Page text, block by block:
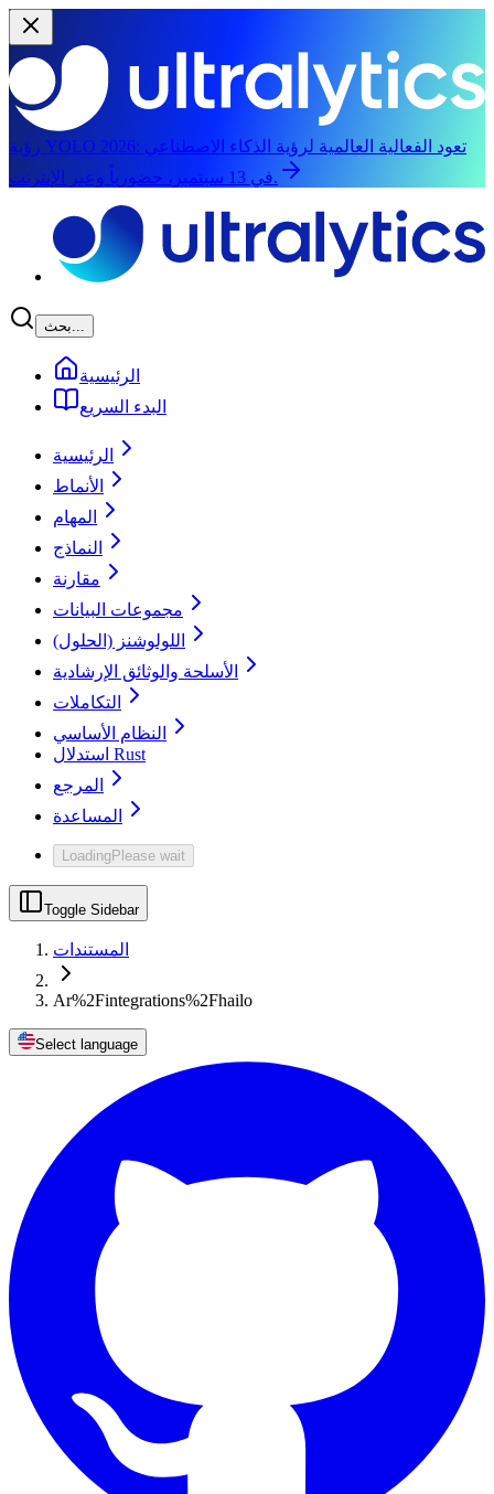
رؤية YOLO 2026: تعود الفعالية العالمية لرؤية الذكاء الاصطناعي
في 13 سبتمبر، حضورياً وعبر الإنترنت.
بحث...
الرئيسية
البدء السريع
الرئيسية
الأنماط
المهام
النماذج
مقارنة
مجموعات البيانات
اللولوشنز (الحلول)
الأسلحة والوثائق الإرشادية
التكاملات
النظام الأساسي
استدلال Rust
المرجع
المساعدة
LoadingPlease wait
Toggle Sidebar
المستندات
Ar%2Fintegrations%2Fhailo
Select language